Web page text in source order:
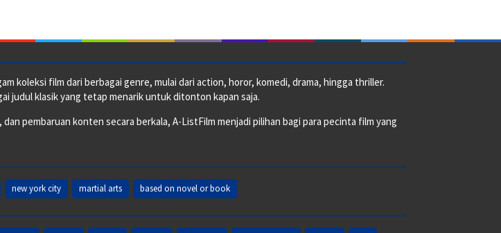
koleksi film dari berbagai genre, mulai dari action, horor, komedi, drama, hingga thriller.
judul klasik yang tetap menarik untuk ditonton kapan saja.
pembaruan konten secara berkala, A-ListFilm menjadi pilihan bagi para pecinta film yang
new york city martial arts based on novel or book